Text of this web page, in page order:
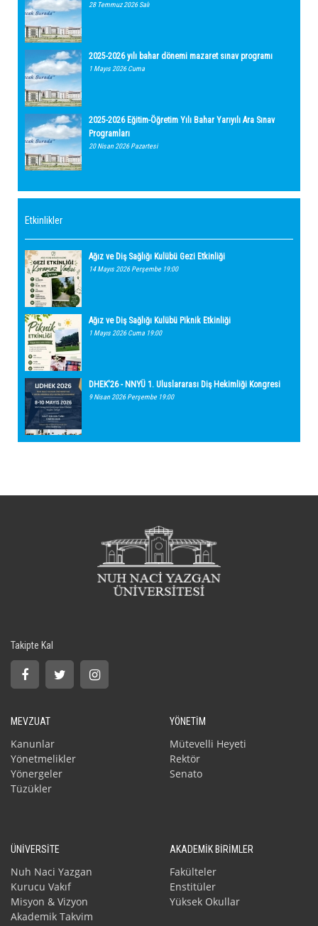
28 Temmuz 2026 Salı
2025-2026 yılı bahar dönemi mazaret sınav programı
1 Mayıs 2026 Cuma
2025-2026 Eğitim-Öğretim Yılı Bahar Yarıyılı Ara Sınav
Programları
20 Nisan 2026 Pazartesi
Etkinlikler
Ağız ve Diş Sağlığı Kulübü Gezi Etkinliği
14 Mayıs 2026 Perşembe 19:00
Ağız ve Diş Sağlığı Kulübü Piknik Etkinliği
1 Mayıs 2026 Cuma 19:00
DHEK'26 - NNYÜ 1. Uluslararası Diş Hekimliği Kongresi
9 Nisan 2026 Perşembe 19:00
Takipte Kal
MEVZUAT
Kanunlar
Yönetmelikler
Yönergeler
Tüzükler
YÖNETİM
Mütevelli Heyeti
Rektör
Senato
ÜNİVERSİTE
Nuh Naci Yazgan
Kurucu Vakıf
Misyon & Vizyon
Akademik Takvim
AKADEMİK BİRİMLER
Fakülteler
Enstitüler
Yüksek Okullar